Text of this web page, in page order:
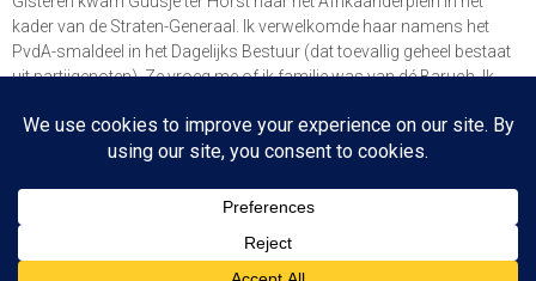
kader van de Straten-Generaal. Ik verwelkomde haar namens het
PvdA-smaldeel in het Dagelijks Bestuur (dat toevallig geheel bestaat
uit partijgenoten). Ze vroeg me of ik familie was van dé Baruch. Ik
LEES VERDER
Since 2003 © All Rights Reserved | Foto's Robbert Baruch tenzij anders vermeld
BOVEN